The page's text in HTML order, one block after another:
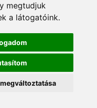
megtudjuk
a látogatóink.